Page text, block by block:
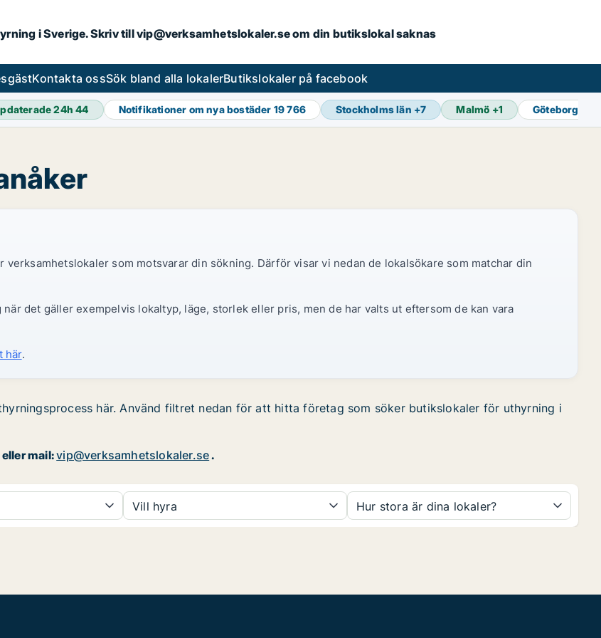
i Sverige. Skriv till vip@verksamhetslokaler.se om din butikslokal saknas
Kontakta ossSök bland alla lokalerButikslokaler på facebook
24h44 Notifikationer om nya bostäder 19 766 Stockholms län +7 Malmö +1 Göteborg
som motsvarar din sökning. Därför visar vi nedan de lokalsökare som matchar din
det gäller exempelvis lokaltyp, läge, storlek eller pris, men de har valts ut eftersom de kan vara
här.
här. Använd filtret nedan för att hitta företag som söker butikslokaler för uthyrning i
mail:vip@verksamhetslokaler.se.
Vill hyra Hur stora är dina lokaler?